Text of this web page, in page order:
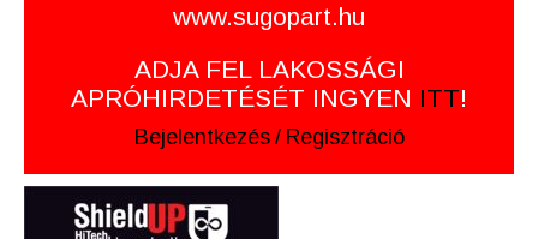
www.sugopart.hu
ADJA FEL LAKOSSÁGI
APRÓHIRDETÉSÉT INGYEN ITT!
Bejelentkezés / Regisztráció